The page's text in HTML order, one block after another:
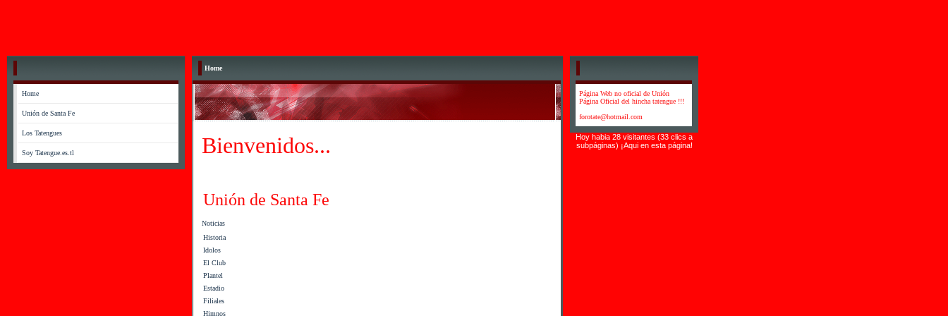
Home
Unión de Santa Fe
Los Tatengues
Soy Tatengue.es.tl
Home
Bienvenidos...
Unión de Santa Fe
Noticias
Historia
Idolos
El Club
Plantel
Estadio
Filiales
Himnos
Página Web no oficial de Unión
Página Oficial del hincha tatengue !!!
forotate@hotmail.com
Hoy habia 28 visitantes (33 clics a
subpáginas) ¡Aqui en esta página!